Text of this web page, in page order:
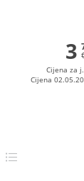
3
Cijena za
Cijena